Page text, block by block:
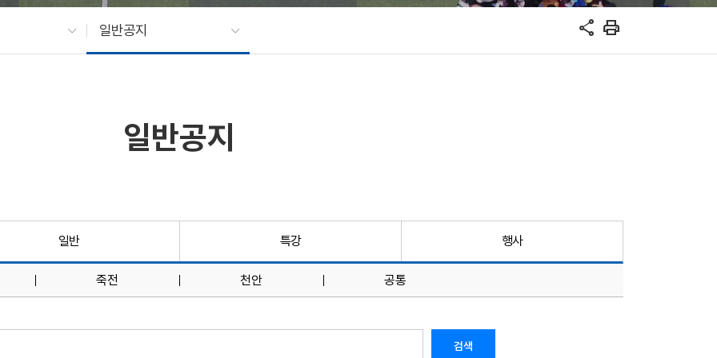
일반공지 share print
일반공지
일반 특강 행사
죽전 천안 공통
검색